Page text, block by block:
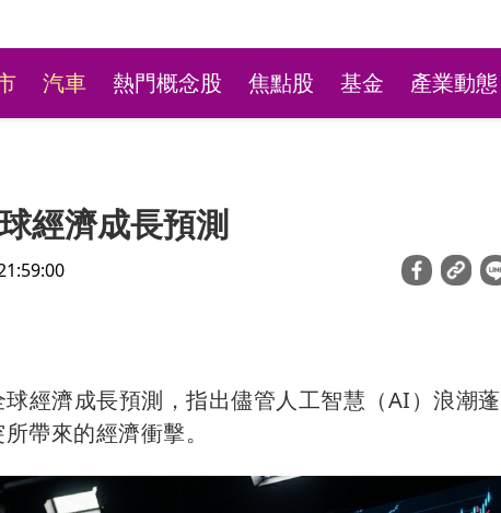
汽車 熱門概念股 焦點股 基金 產業動態
經濟成長預測
經濟成長預測，指出儘管人工智慧（AI）浪潮蓬
帶來的經濟衝擊。
不捨盼「新莊陳意涵」接班